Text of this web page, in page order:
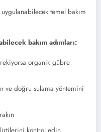
temel bakım
bakım adımları:
organik gübre
ve doğru sulama yöntemini